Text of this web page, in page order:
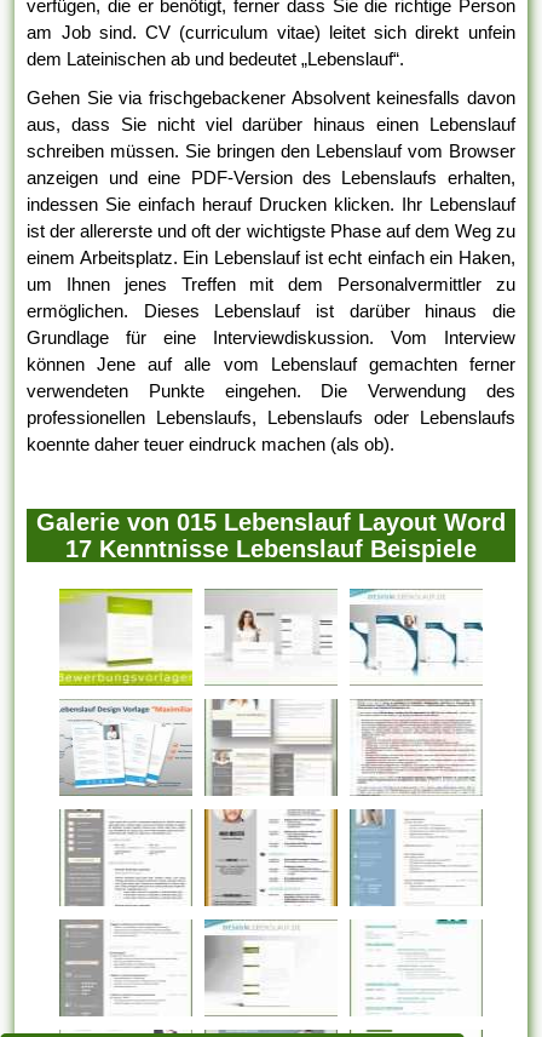
verfügen, die er benötigt, ferner dass Sie die richtige Person
am Job sind. CV (curriculum vitae) leitet sich direkt unfein
dem Lateinischen ab und bedeutet „Lebenslauf“.
Gehen Sie via frischgebackener Absolvent keinesfalls davon
aus, dass Sie nicht viel darüber hinaus einen Lebenslauf
schreiben müssen. Sie bringen den Lebenslauf vom Browser
anzeigen und eine PDF-Version des Lebenslaufs erhalten,
indessen Sie einfach herauf Drucken klicken. Ihr Lebenslauf
ist der allererste und oft der wichtigste Phase auf dem Weg zu
einem Arbeitsplatz. Ein Lebenslauf ist echt einfach ein Haken,
um Ihnen jenes Treffen mit dem Personalvermittler zu
ermöglichen. Dieses Lebenslauf ist darüber hinaus die
Grundlage für eine Interviewdiskussion. Vom Interview
können Jene auf alle vom Lebenslauf gemachten ferner
verwendeten Punkte eingehen. Die Verwendung des
professionellen Lebenslaufs, Lebenslaufs oder Lebenslaufs
koennte daher teuer eindruck machen (als ob).
Galerie von 015 Lebenslauf Layout Word
17 Kenntnisse Lebenslauf Beispiele